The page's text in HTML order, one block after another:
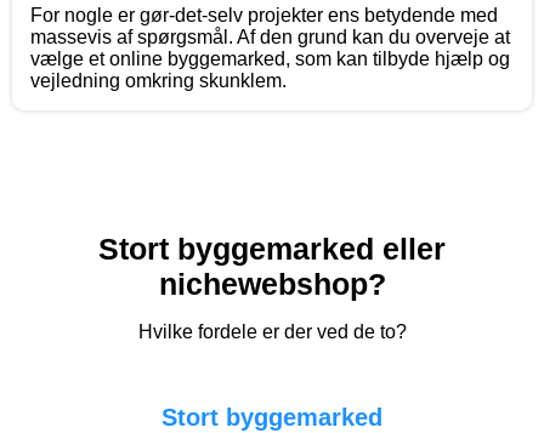
For nogle er gør-det-selv projekter ens betydende med
massevis af spørgsmål. Af den grund kan du overveje at
vælge et online byggemarked, som kan tilbyde hjælp og
vejledning omkring skunklem.
Stort byggemarked eller
nichewebshop?
Hvilke fordele er der ved de to?
Stort byggemarked